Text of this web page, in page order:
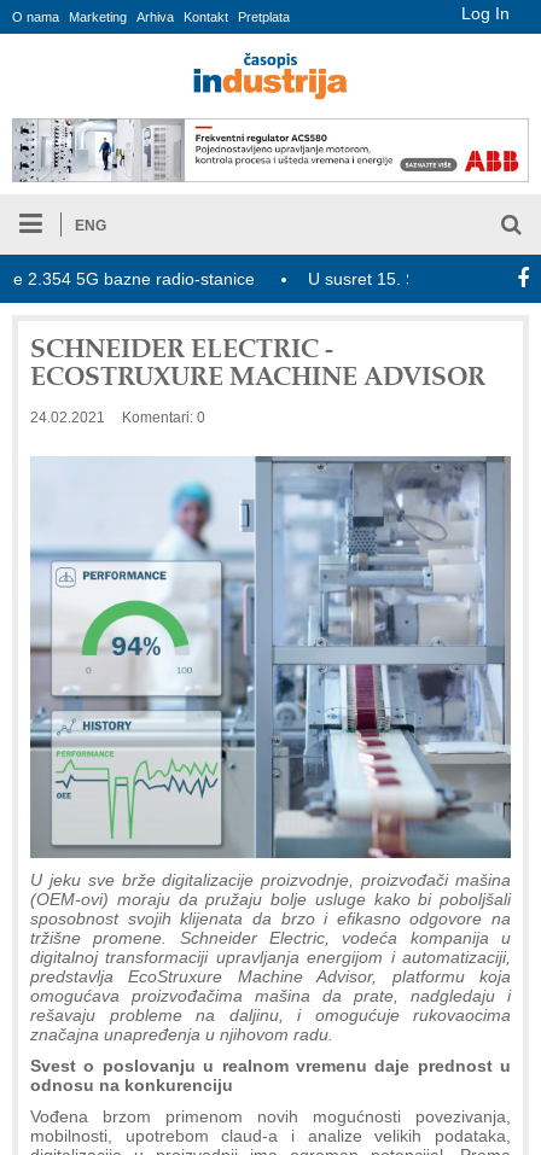
Log In
O nama Marketing Arhiva Kontakt Pretplata
ENG
5G bazne radio-stanice U susret 15. Savetovanju o
SCHNEIDER ELECTRIC -
ECOSTRUXURE MACHINE ADVISOR
24.02.2021 Komentari: 0
U jeku sve brže digitalizacije proizvodnje, proizvođači mašina
(OEM-ovi) moraju da pružaju bolje usluge kako bi poboljšali
sposobnost svojih klijenata da brzo i efikasno odgovore na
tržišne promene. Schneider Electric, vodeća kompanija u
digitalnoj transformaciji upravljanja energijom i automatizaciji,
predstavlja EcoStruxure Machine Advisor, platformu koja
omogućava proizvođačima mašina da prate, nadgledaju i
rešavaju probleme na daljinu, i omogućuje rukovaocima
značajna unapređenja u njihovom radu.
Svest o poslovanju u realnom vremenu daje prednost u
odnosu na konkurenciju
Vođena brzom primenom novih mogućnosti povezivanja,
mobilnosti, upotrebom claud-a i analize velikih podataka,